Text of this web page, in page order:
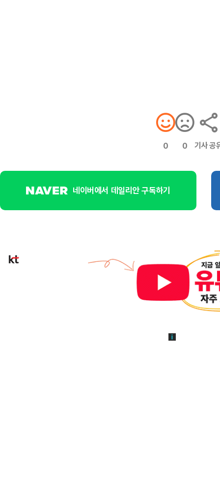
0 0 기사 공
네이버에서 데일리안 구독하기